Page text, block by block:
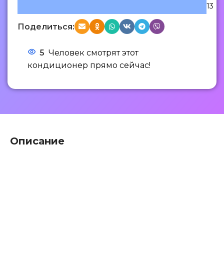
13
Поделиться:
5 Человек смотрят этот
кондиционер прямо сейчас!
Описание